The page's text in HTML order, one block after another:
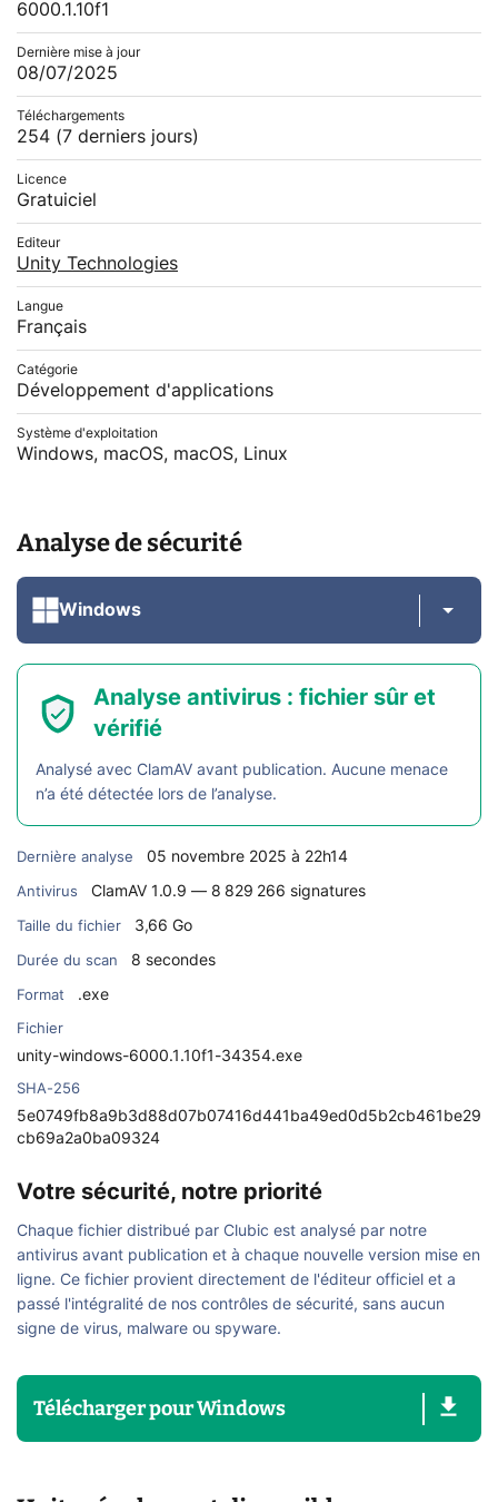
6000.1.10f1
Dernière mise à jour
08/07/2025
Téléchargements
254 (7 derniers jours)
Licence
Gratuiciel
Editeur
Unity Technologies
Langue
Français
Catégorie
Développement d'applications
Système d'exploitation
Windows, macOS, macOS, Linux
Analyse de sécurité
Windows
Analyse antivirus : fichier sûr et
vérifié
Analysé avec ClamAV avant publication. Aucune menace
n’a été détectée lors de l’analyse.
Dernière analyse 05 novembre 2025 à 22h14
Antivirus ClamAV 1.0.9 — 8 829 266 signatures
Taille du fichier 3,66 Go
Durée du scan 8 secondes
Format .exe
Fichier
unity-windows-6000.1.10f1-34354.exe
SHA-256
5e0749fb8a9b3d88d07b07416d441ba49ed0d5b2cb461be29
cb69a2a0ba09324
Votre sécurité, notre priorité
Chaque fichier distribué par Clubic est analysé par notre
antivirus avant publication et à chaque nouvelle version mise en
ligne. Ce fichier provient directement de l'éditeur officiel et a
passé l'intégralité de nos contrôles de sécurité, sans aucun
signe de virus, malware ou spyware.
TéléchargerpourWindows